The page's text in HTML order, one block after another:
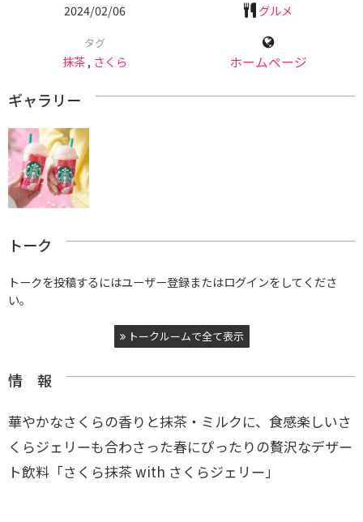
2024/02/06 グルメ
タグ
抹茶, さくら ホームページ
ギャラリー
トーク
トークを投稿するにはユーザー登録またはログインをしてくださ
い。
トークルームで全て表示
情 報
華やかなさくらの香りと抹茶・ミルクに、食感楽しいさ
くらジェリーも合わさった春にぴったりの贅沢なデザー
ト飲料「さくら抹茶 with さくらジェリー」